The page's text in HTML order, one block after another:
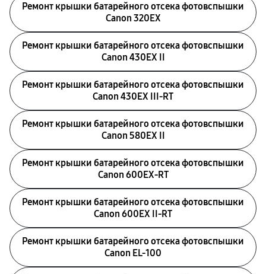
Ремонт крышки батарейного отсека фотовспышки
Canon 320EX
Ремонт крышки батарейного отсека фотовспышки
Canon 430EX II
Ремонт крышки батарейного отсека фотовспышки
Canon 430EX III-RT
Ремонт крышки батарейного отсека фотовспышки
Canon 580EX II
Ремонт крышки батарейного отсека фотовспышки
Canon 600EX-RT
Ремонт крышки батарейного отсека фотовспышки
Canon 600EX II-RT
Ремонт крышки батарейного отсека фотовспышки
Canon EL-100